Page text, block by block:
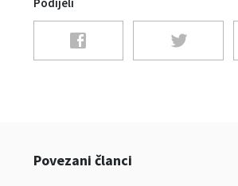
Povezani članci